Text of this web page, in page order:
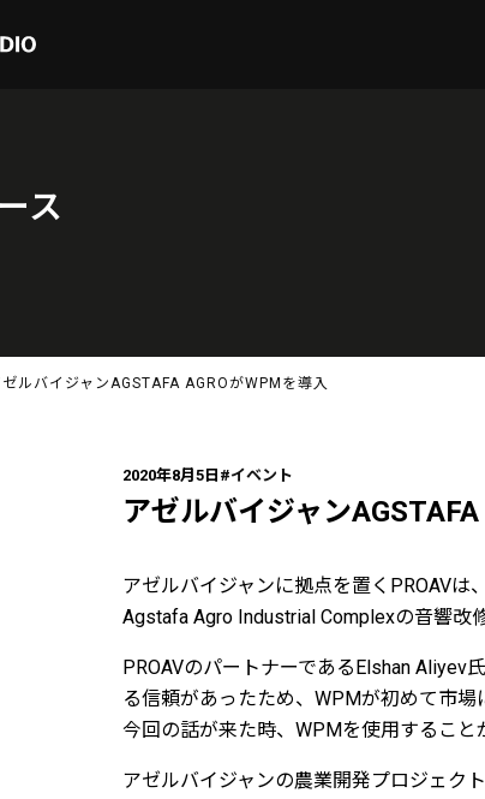
ス
ゼルバイジャンAGSTAFA AGROがWPMを導入
2020年8月5日 #イベント
アゼルバイジャン
アゼルバイジャンに拠点を置くPROAV
Agstafa Agro Industrial Complexの音響改
PROAVのパートナーであるElshan
る信頼があったため、WPMが初めて市
今回の話が来た時、WPMを使用すること
アゼルバイジャンの農業開発プロジェク